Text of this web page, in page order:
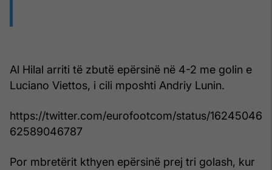
Al Hilal arriti të zbutë epërsinë në 4-2 me golin e
Luciano Viettos, i cili mposhti Andriy Lunin.
https://twitter.com/eurofootcom/status/16245046
62589046787
Por mbretërit kthyen epërsinë prej tri golash, kur